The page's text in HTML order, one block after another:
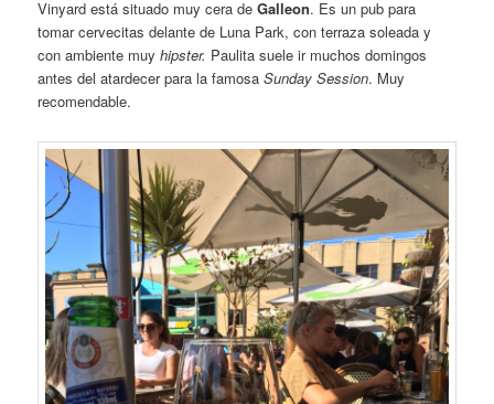
Vinyard está situado muy cera deGalleon. Es un pub para
tomar cervecitas delante de Luna Park, con terraza soleada y
con ambiente muyhipster. Paulita suele ir muchos domingos
antes del atardecer para la famosaSunday Session. Muy
recomendable.